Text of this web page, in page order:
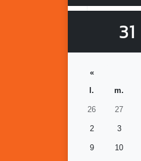
31
«
l.
m.
26 27
2 3
9 10